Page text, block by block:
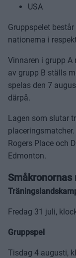
USA
Gruppspelet
nationerna i
Vinnaren i grupp A
av grupp B ställs
spelas den 7
därpå.
Lagen som slutar
Rogers Place och
Edmonton.
Småkronornas
Fredag 31 juli,
Gruppspel
Tisdag 4 augusti,